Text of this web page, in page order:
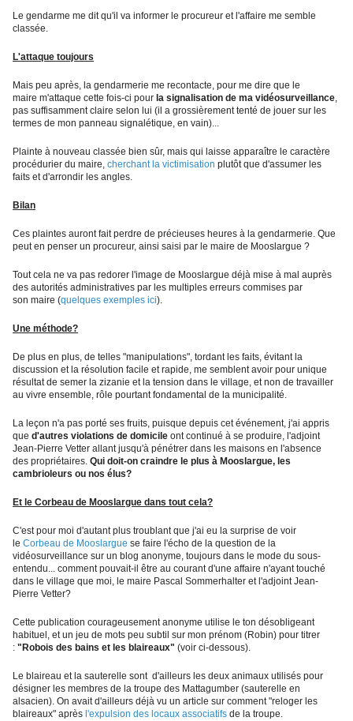
Le gendarme me dit qu'il va informer le procureur et l'affaire me semble
classée.
L'attaque toujours
Mais peu après, la gendarmerie me recontacte, pour me dire que le
maire m'attaque cette fois-ci pour la signalisation de ma vidéosurveillance,
pas suffisamment claire selon lui (il a grossièrement tenté de jouer sur les
termes de mon panneau signalétique, en vain)...
Plainte à nouveau classée bien sûr, mais qui laisse apparaître le caractère
procédurier du maire, cherchant la victimisation plutôt que d'assumer les
faits et d'arrondir les angles.
Bilan
Ces plaintes auront fait perdre de précieuses heures à la gendarmerie. Que
peut en penser un procureur, ainsi saisi par le maire de Mooslargue ?
Tout cela ne va pas redorer l'image de Mooslargue déjà mise à mal auprès
des autorités administratives par les multiples erreurs commises par
son maire (quelques exemples ici).
Une méthode?
De plus en plus, de telles "manipulations", tordant les faits, évitant la
discussion et la résolution facile et rapide, me semblent avoir pour unique
résultat de semer la zizanie et la tension dans le village, et non de travailler
au vivre ensemble, rôle pourtant fondamental de la municipalité.
La leçon n'a pas porté ses fruits, puisque depuis cet événement, j'ai appris
que d'autres violations de domicile ont continué à se produire, l'adjoint
Jean-Pierre Vetter allant jusqu'à pénétrer dans les maisons en l'absence
des propriétaires. Qui doit-on craindre le plus à Mooslargue, les
cambrioleurs ou nos élus?
Et le Corbeau de Mooslargue dans tout cela?
C'est pour moi d'autant plus troublant que j'ai eu la surprise de voir
le Corbeau de Mooslargue se faire l'écho de la question de la
vidéosurveillance sur un blog anonyme, toujours dans le mode du sous-
entendu... comment pouvait-il être au courant d'une affaire n'ayant touché
dans le village que moi, le maire Pascal Sommerhalter et l'adjoint Jean-
Pierre Vetter?
Cette publication courageusement anonyme utilise le ton désobligeant
habituel, et un jeu de mots peu subtil sur mon prénom (Robin) pour titrer
: "Robois des bains et les blaireaux" (voir ci-dessous).
Le blaireau et la sauterelle sont d'ailleurs les deux animaux utilisés pour
désigner les membres de la troupe des Mattagumber (sauterelle en
alsacien). On avait d'ailleurs déjà vu un article sur comment "reloger les
blaireaux" après l'expulsion des locaux associatifs de la troupe.